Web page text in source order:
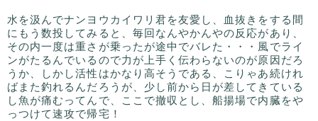
水を汲んでナンヨウカイワリ君を友愛し、血抜きをする間
にもう数投してみると、毎回なんやかんやの反応があり、
その内一度は重さが乗ったが途中でバレた・・・風でライ
ンがたるんでいるので力が上手く伝わらないのが原因だろ
うか、しかし活性はかなり高そうである、こりゃあ続けれ
ばまた釣れるんだろうが、少し前から日が差してきている
し魚が痛むってんで、ここで撤収とし、船揚場で内臓をや
っつけて速攻で帰宅！